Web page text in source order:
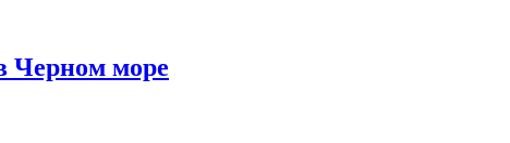
Черном море